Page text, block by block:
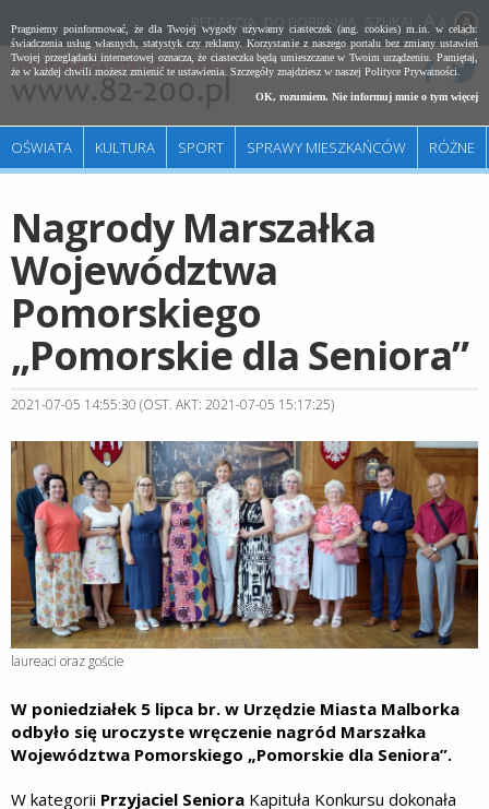
Pragniemy poinformować, że dla Twojej wygody używamy ciasteczek (ang. cookies) m.in. w celach:
świadczenia usług własnych, statystyk czy reklamy. Korzystanie z naszego portalu bez zmiany ustawień
Twojej przeglądarki internetowej oznacza, że ciasteczka będą umieszczane w Twoim urządzeniu. Pamiętaj,
że w każdej chwili możesz zmienić te ustawienia. Szczegóły znajdziesz w naszej Polityce Prywatności
OK, rozumiem. Nie informuj mnie o tym więcej
REDAKCJA DO POBRANIA SZUKAJ A
OŚWIATA KULTURA SPORT SPRAWY MIESZKAŃCÓW RÓŻNE
Nagrody Marszałka
Województwa
Pomorskiego
„Pomorskie dla Seniora”
2021-07-05 14:55:30 (OST. AKT: 2021-07-05 15:17:25)
laureaci oraz goście
W poniedziałek 5 lipca br. w Urzędzie Miasta Malborka
odbyło się uroczyste wręczenie nagród Marszałka
Województwa Pomorskiego „Pomorskie dla Seniora”.
W kategorii Przyjaciel Seniora Kapituła Konkursu dokonała